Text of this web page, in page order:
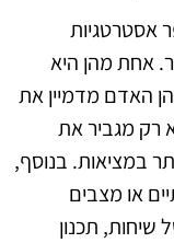
אסטרטגיות
אחת מהן היא
האדם מדמיין את
רק מגביר את
במציאות. בנוסף,
או מצבים
שיחות, תכנון